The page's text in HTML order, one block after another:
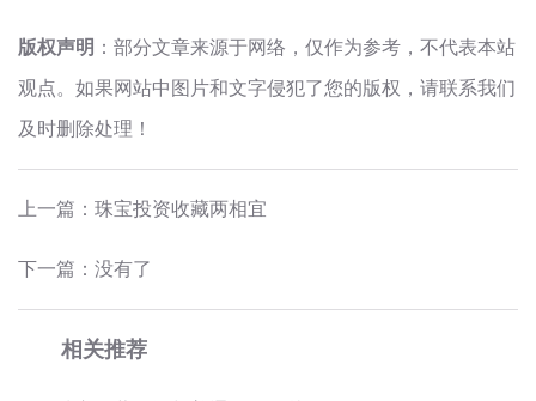
版权声明 ：部分文章来源于网络，仅作为参考，不代表本站
观点。如果网站中图片和文字侵犯了您的版权，请联系我们
及时删除处理！
上一篇： 珠宝投资收藏两相宜
下一篇：没有了
相关推荐